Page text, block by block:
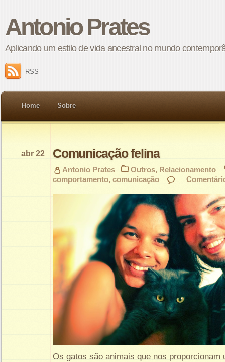
Antonio Prates
Aplicando um estilo de vida ancestral no mundo
RSS
Home Sobre
Comunicação felina
abr 22
Antonio Prates
Outros, Relacionamento
comportamento, comunicação
Os gatos são animais que nos